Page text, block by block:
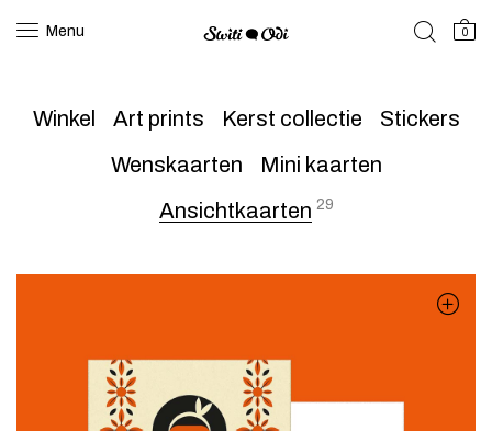
Menu 0
Winkel Art prints Kerst collectie
Stickers
Wenskaarten
Mini kaarten
Ansichtkaarten 29